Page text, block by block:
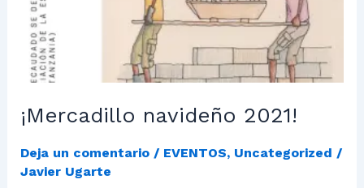
¡Mercadillo navideño 2021!
Deja un comentario / EVENTOS, Uncategorized /
Javier Ugarte